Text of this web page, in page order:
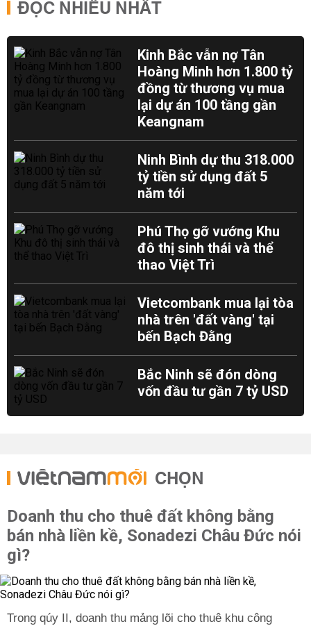
ĐỌC NHIỀU NHẤT
Kinh Bắc vẫn nợ Tân
Hoàng Minh hơn 1.800 tỷ
đồng từ thương vụ mua
lại dự án 100 tầng gần
Keangnam
Ninh Bình dự thu 318.000
tỷ tiền sử dụng đất 5
năm tới
Phú Thọ gỡ vướng Khu
đô thị sinh thái và thể
thao Việt Trì
Vietcombank mua lại tòa
nhà trên 'đất vàng' tại
bến Bạch Đằng
Bắc Ninh sẽ đón dòng
vốn đầu tư gần 7 tỷ USD
CHỌN
Doanh thu cho thuê đất không bằng
bán nhà liền kề, Sonadezi Châu Đức nói
gì?
Trong qúy II, doanh thu mảng lõi cho thuê khu công